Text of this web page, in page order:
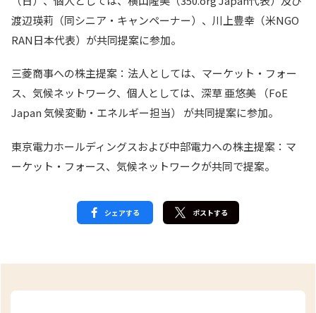
渡辺瑛莉（同シニア・キャンペーナー）、川上豊幸（米NGO
RAN日本代表）が共同提案に参加。
三菱商事への株主提案：法人としては、マーケット・フォー
ス、気候ネットワーク、個人としては、深草 亜悠美 （FoE
Japan 気候変動・エネルギー担当） が共同提案に参加。
東京電力ホールディングスおよび中部電力への株主提案：マ
ーケット・フォース、気候ネットワークが共同で提案。
シェアする ポストする